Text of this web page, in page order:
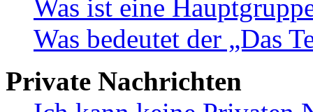
Was ist eine
Was bedeutet der „Das
Private Nachrichten